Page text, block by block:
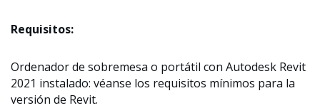
Requisitos:
Ordenador de sobremesa o portátil con Autodesk Revit
2021 instalado: véanse los requisitos mínimos para la
versión de Revit.